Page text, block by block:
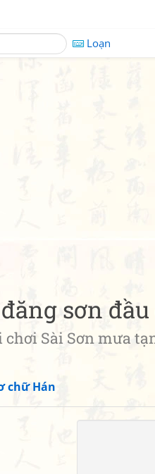
Loạn
sơn
chơi Sài Sơn mưa
chữ Hán